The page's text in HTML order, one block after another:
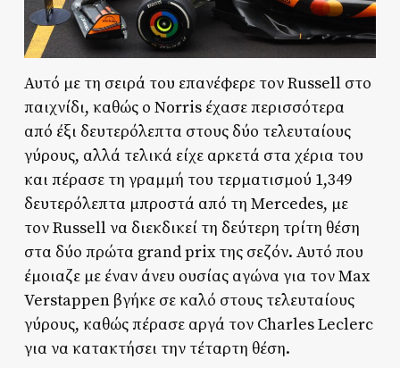
Αυτό με τη σειρά του επανέφερε τον Russell στο
παιχνίδι, καθώς ο Norris έχασε περισσότερα
από έξι δευτερόλεπτα στους δύο τελευταίους
γύρους, αλλά τελικά είχε αρκετά στα χέρια του
και πέρασε τη γραμμή του τερματισμού 1,349
δευτερόλεπτα μπροστά από τη Mercedes, με
τον Russell να διεκδικεί τη δεύτερη τρίτη θέση
στα δύο πρώτα grand prix της σεζόν. Αυτό που
έμοιαζε με έναν άνευ ουσίας αγώνα για τον Max
Verstappen βγήκε σε καλό στους τελευταίους
γύρους, καθώς πέρασε αργά τον Charles Leclerc
για να κατακτήσει την τέταρτη θέση.